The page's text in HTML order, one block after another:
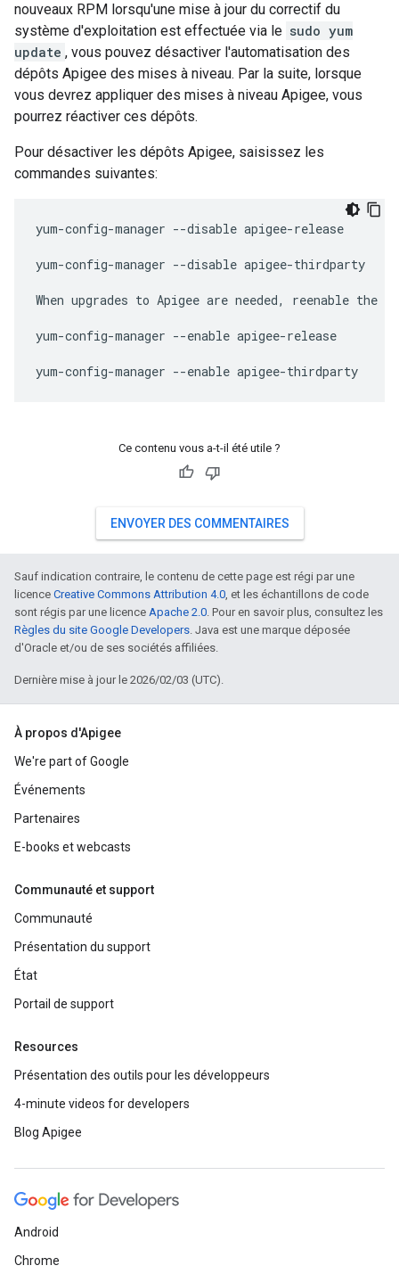
nouveaux RPM lorsqu'une mise à jour du correctif du
système d'exploitation est effectuée via le sudo yum
update , vous pouvez désactiver l'automatisation des
dépôts Apigee des mises à niveau. Par la suite, lorsque
vous devrez appliquer des mises à niveau Apigee, vous
pourrez réactiver ces dépôts.
Pour désactiver les dépôts Apigee, saisissez les
commandes suivantes:
yum-config-manager --disable apigee-release
yum-config-manager --disable apigee-thirdparty
When upgrades to Apigee are needed, reenable the
yum-config-manager --enable apigee-release
yum-config-manager --enable apigee-thirdparty
Ce contenu vous a-t-il été utile ?
ENVOYER DES COMMENTAIRES
Sauf indication contraire, le contenu de cette page est régi par une
licence Creative Commons Attribution 4.0, et les échantillons de code
sont régis par une licence Apache 2.0. Pour en savoir plus, consultez les
Règles du site Google Developers. Java est une marque déposée
d'Oracle et/ou de ses sociétés affiliées.
Dernière mise à jour le 2026/02/03 (UTC).
À propos d'Apigee
We're part of Google
Événements
Partenaires
E-books et webcasts
Communauté et support
Communauté
Présentation du support
État
Portail de support
Resources
Présentation des outils pour les développeurs
4-minute videos for developers
Blog Apigee
Android
Chrome